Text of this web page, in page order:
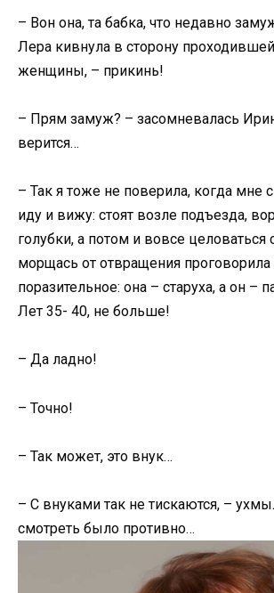
– Вон она, та бабка, что недавно
Лера кивнула в сторону
женщины, – прикинь!
– Прям замуж? – засомневалась
верится…
– Так я тоже не поверила, когда мне
иду и вижу: стоят возле подъезда,
голубки, а потом и вовсе целоваться
морщась от отвращения
поразительное: она – старуха, а он –
Лет 35- 40, не больше!
– Да ладно!
– Точно!
– Так может, это внук…
– С внуками так не тискаются, –
смотреть было противно…